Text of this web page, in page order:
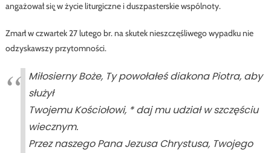
angażował się̨ w życie liturgiczne i duszpasterskie wspólnoty.
Zmarł w czwartek 27 lutego br. na skutek nieszczęśliwego wypadku nie
odzyskawszy przytomności.
Miłosierny Boże, Ty powołałeś diakona Piotra, aby
służył
Twojemu Kościołowi, * daj mu udział w szczęściu
wiecznym.
Przez naszego Pana Jezusa Chrystusa, Twojego